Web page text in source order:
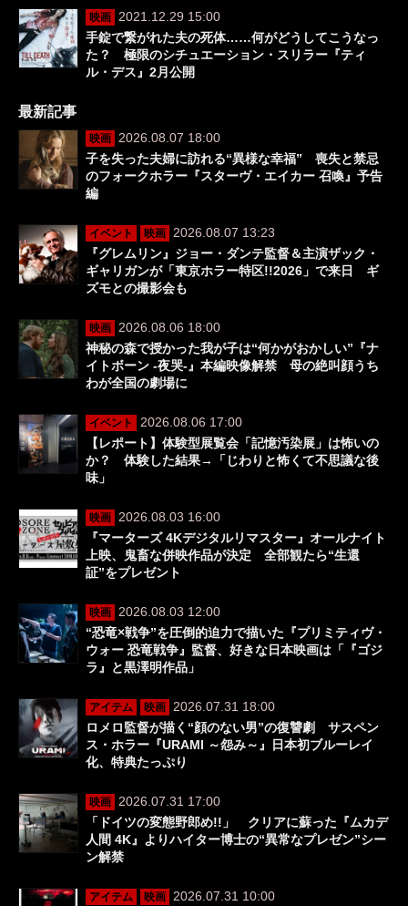
映画
2021.12.29 15:00
手錠で繋がれた夫の死体……何がどうしてこうなっ
た？ 極限のシチュエーション・スリラー『ティ
ル・デス』2月公開
最新記事
映画
2026.08.07 18:00
子を失った夫婦に訪れる“異様な幸福” 喪失と禁忌
のフォークホラー『スターヴ・エイカー 召喚』予告
編
イベント 映画
2026.08.07 13:23
『グレムリン』ジョー・ダンテ監督＆主演ザック・
ギャリガンが「東京ホラー特区!!2026」で来日 ギ
ズモとの撮影会も
映画
2026.08.06 18:00
神秘の森で授かった我が子は“何かがおかしい”『ナ
イトボーン -夜哭-』本編映像解禁 母の絶叫顔うち
わが全国の劇場に
イベント
2026.08.06 17:00
【レポート】体験型展覧会「記憶汚染展」は怖いの
か？ 体験した結果→「じわりと怖くて不思議な後
味」
映画
2026.08.03 16:00
『マーターズ 4Kデジタルリマスター』オールナイト
上映、鬼畜な併映作品が決定 全部観たら“生還
証”をプレゼント
映画
2026.08.03 12:00
“恐竜×戦争”を圧倒的迫力で描いた『プリミティヴ・
ウォー 恐竜戦争』監督、好きな日本映画は「『ゴジ
ラ』と黒澤明作品」
アイテム 映画
2026.07.31 18:00
ロメロ監督が描く“顔のない男”の復讐劇 サスペン
ス・ホラー『URAMI ～怨み～』日本初ブルーレイ
化、特典たっぷり
映画
2026.07.31 17:00
「ドイツの変態野郎め!!」 クリアに蘇った『ムカデ
人間 4K』よりハイター博士の“異常なプレゼン”シー
ン解禁
アイテム 映画
2026.07.31 10:00